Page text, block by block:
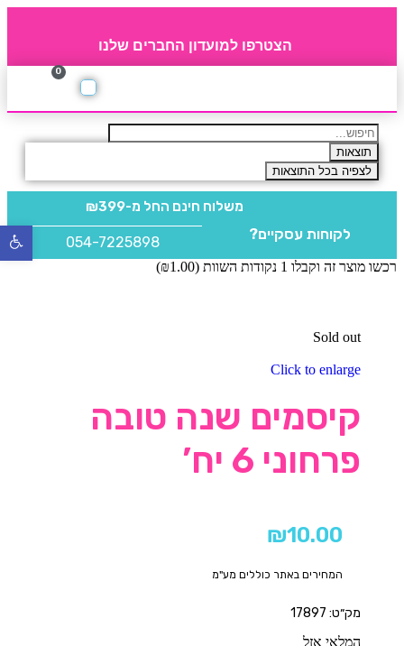
הצטרפו למועדון החברים שלנו
0
תוצאות
לצפיה בכל התוצאות
משלוח חינם החל מ-₪399
לקוחות עסקיים? 054-7225898
רכשו מוצר זה וקבלו 1 נקודות השוות ( ₪1.00
)
Sold out
Click to enlarge
קיסמים שנה טובה
פרחוני 6 יח’
₪10.00
המחירים באתר כוללים מע"מ
מק״ט: 17897
המלאי אזל
פתח